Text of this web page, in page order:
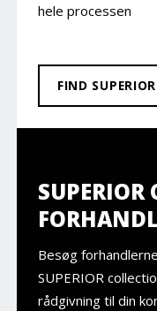
hele processen
FIND
SUPERIOR
Besøg
SUPERIOR
rådgivning til din